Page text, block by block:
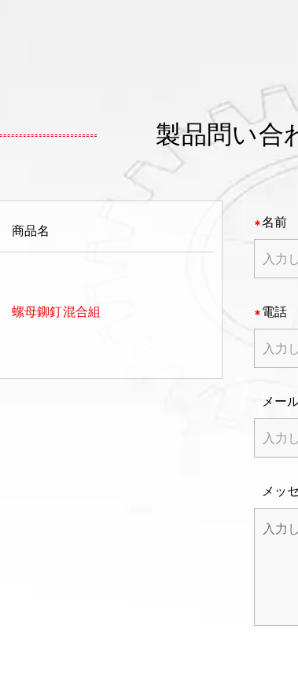
製品問い合
商品名
螺母鉚釘混合組
名前
電話
メー
メッ